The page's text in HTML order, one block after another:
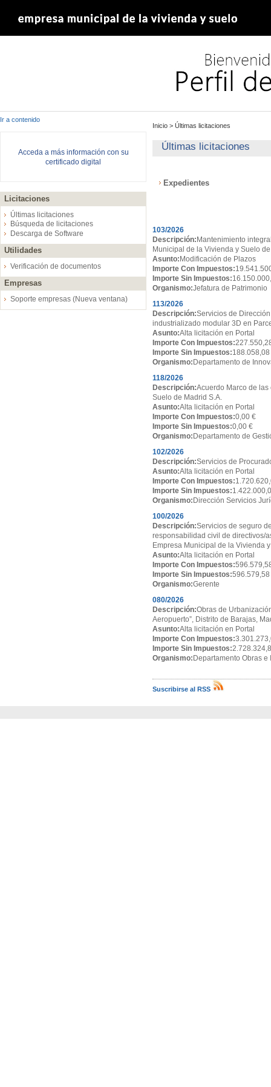
Ir a contenido
Acceda a más información con su
certificado digital
Licitaciones
Últimas licitaciones
Búsqueda de licitaciones
Descarga de Software
Utilidades
Verificación de documentos
Empresas
Soporte empresas (Nueva ventana)
Inicio > Últimas licitaciones
Últimas licitaciones
Expedientes
103/2026
Descripción: Mantenimiento
Municipal de la Vivienda y Suelo
Asunto: Modificación de Plazos
Importe Con Impuestos:
Importe Sin Impuestos:
Organismo:Jefatura de Patrimonio
113/2026
Descripción:Servicios de
industrializado modular 3D en
Asunto:Alta licitación en Portal
Importe Con Impuestos:
Importe Sin Impuestos:188.058,08
Organismo: Departamento de
118/2026
Descripción:Acuerdo Marco de
Suelo de Madrid S.A.
Asunto:Alta licitación en Portal
Importe Con Impuestos:0,00 €
Importe Sin Impuestos:0,00 €
Organismo: Departamento de
102/2026
Descripción:Servicios de
Asunto:Alta licitación en Portal
Importe Con Impuestos:
Importe Sin Impuestos:
Organismo: Dirección Servicios
100/2026
Descripción:Servicios de seguro
responsabilidad civil de directivos/
Empresa Municipal de la Vivienda
Asunto:Alta licitación en Portal
Importe Con Impuestos:
Importe Sin Impuestos:596.579,58
Organismo:Gerente
080/2026
Descripción:Obras de
Aeropuerto”, Distrito de Barajas,
Asunto:Alta licitación en Portal
Importe Con Impuestos:
Importe Sin Impuestos:
Organismo: Departamento Obras e
Suscribirse al RSS